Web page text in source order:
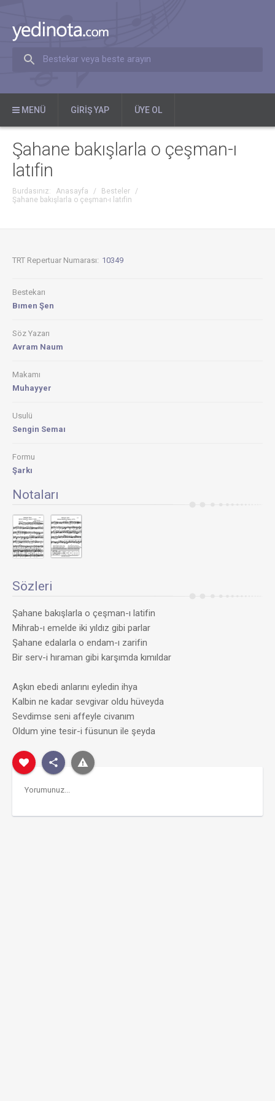
Bestekar veya beste arayın
MENÜ GIRIŞ YAP ÜYE OL
Şahane bakışlarla o çeşman-ı
latıfin
Burdasınız: Anasayfa / Besteler
/
Şahane bakışlarla o çeşman-ı latıfin
TRT Repertuar Numarası: 10349
Bestekarı
Bımen Şen
Söz Yazarı
Avram Naum
Makamı
Muhayyer
Usulü
Sengin Semaı
Formu
Şarkı
Notaları
Sözleri
Şahane bakışlarla o çeşman-ı latifin
Mihrab-ı emelde iki yıldız gibi parlar
Şahane edalarla o endam-ı zarifin
Bir serv-i hıraman gibi karşımda kımıldar
Aşkın ebedi anlarını eyledin ihya
Kalbin ne kadar sevgivar oldu hüveyda
Sevdimse seni affeyle civanım
Oldum yine tesir-i füsunun ile şeyda